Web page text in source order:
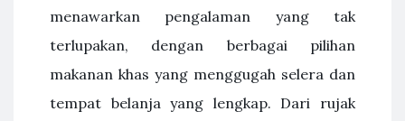
menawarkan pengalaman yang tak
terlupakan, dengan berbagai pilihan
makanan khas yang menggugah selera dan
tempat belanja yang lengkap. Dari rujak